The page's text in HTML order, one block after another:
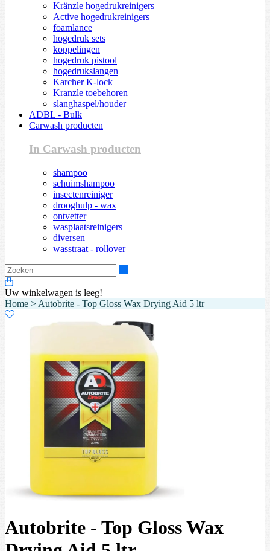
Kränzle hogedrukreinigers
Active hogedrukreinigers
foamlance
hogedruk sets
koppelingen
hogedruk pistool
hogedrukslangen
Karcher K-lock
Kranzle toebehoren
slanghaspel/houder
ADBL - Bulk
Carwash producten
In Carwash producten
shampoo
schuimshampoo
insectenreiniger
drooghulp - wax
ontvetter
wasplaatsreinigers
diversen
wasstraat - rollover
Uw winkelwagen is leeg!
Home > Autobrite - Top Gloss Wax Drying Aid 5 ltr
Autobrite - Top Gloss Wax